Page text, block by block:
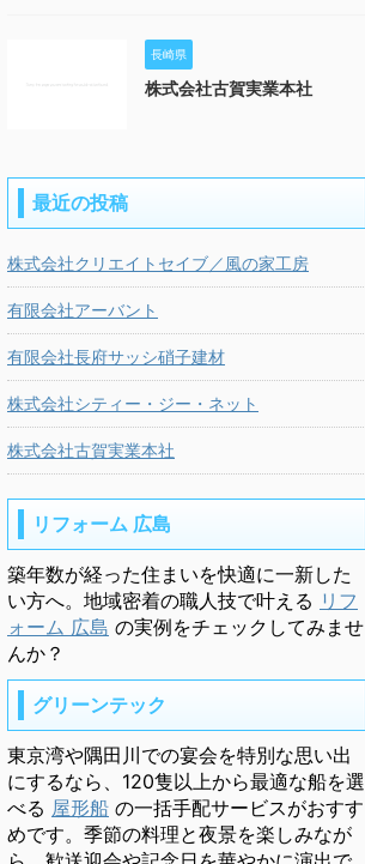
長崎県
株式会社古賀実業本社
最近の投稿
株式会社クリエイトセイブ／風の家工房
有限会社アーバント
有限会社長府サッシ硝子建材
株式会社シティー・ジー・ネット
株式会社古賀実業本社
リフォーム 広島
築年数が経った住まいを快適に一新した
い方へ。地域密着の職人技で叶える リフ
ォーム 広島 の実例をチェックしてみませ
んか？
グリーンテック
東京湾や隅田川での宴会を特別な思い出
にするなら、120隻以上から最適な船を選
べる 屋形船 の一括手配サービスがおすす
めです。季節の料理と夜景を楽しみなが